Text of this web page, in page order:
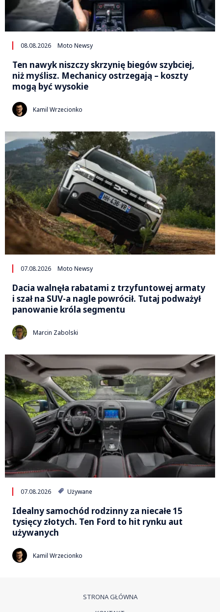
08.08.2026 Moto Newsy
Ten nawyk niszczy skrzynię biegów szybciej,
niż myślisz. Mechanicy ostrzegają – koszty
mogą być wysokie
Kamil Wrzecionko
07.08.2026 Moto Newsy
Dacia walnęła rabatami z trzyfuntowej armaty
i szał na SUV-a nagle powrócił. Tutaj podważył
panowanie króla segmentu
Marcin Zabolski
07.08.2026 Używane
Idealny samochód rodzinny za niecałe 15
tysięcy złotych. Ten Ford to hit rynku aut
używanych
Kamil Wrzecionko
STRONA GŁÓWNA